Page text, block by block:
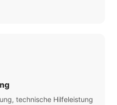
technische Hilfeleistung